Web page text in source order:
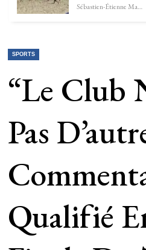
Sébastien-Étienne Marechal
SPORTS
“Le Club
Pas
Qualifié